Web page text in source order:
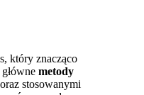
który znacząco
metody
stosowanymi